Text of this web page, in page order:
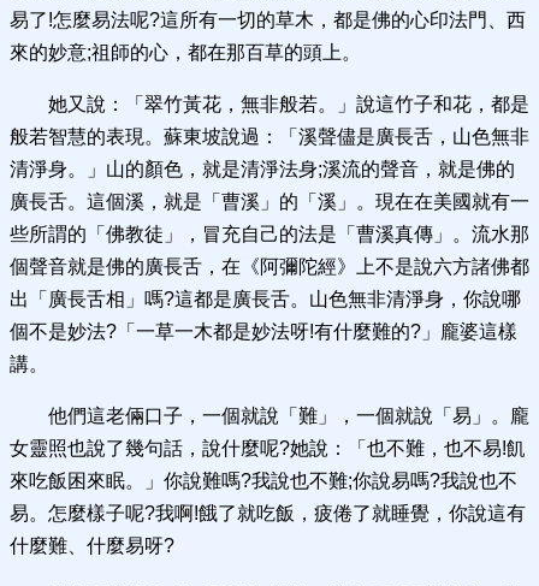
易了!怎麼易法呢?這所有一切的草木，都是佛的心印法門、西
來的妙意;祖師的心，都在那百草的頭上。
她又說：「翠竹黃花，無非般若。」說這竹子和花，都是
般若智慧的表現。蘇東坡說過：「溪聲儘是廣長舌，山色無非
清淨身。」山的顏色，就是清淨法身;溪流的聲音，就是佛的
廣長舌。這個溪，就是「曹溪」的「溪」。現在在美國就有一
些所謂的「佛教徒」，冒充自己的法是「曹溪真傳」。流水那
個聲音就是佛的廣長舌，在《阿彌陀經》上不是說六方諸佛都
出「廣長舌相」嗎?這都是廣長舌。山色無非清淨身，你說哪
個不是妙法?「一草一木都是妙法呀!有什麼難的?」龐婆這樣
講。
他們這老倆口子，一個就說「難」，一個就說「易」。龐
女靈照也說了幾句話，說什麼呢?她說：「也不難，也不易!飢
來吃飯困來眠。」你說難嗎?我說也不難;你說易嗎?我說也不
易。怎麼樣子呢?我啊!餓了就吃飯，疲倦了就睡覺，你說這有
什麼難、什麼易呀?